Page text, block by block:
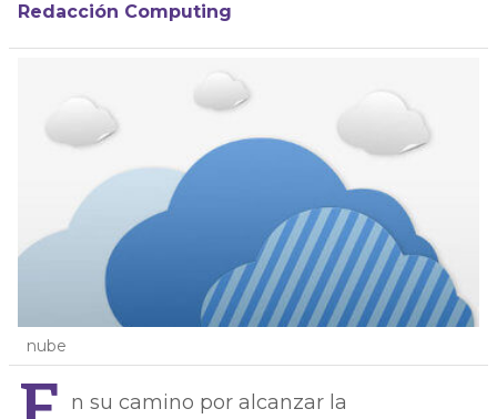
Redacción Computing
nube
n su camino por alcanzar la